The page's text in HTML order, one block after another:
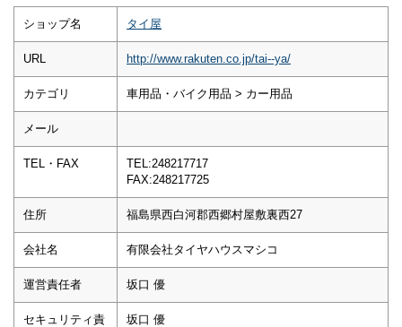
ショップ名 タイ屋
URL http://www.rakuten.co.jp/tai--ya/
カテゴリ 車用品・バイク用品 > カー用品
メール
TEL・FAX
TEL:248217717
FAX:248217725
住所 福島県西白河郡西郷村屋敷裏西27
会社名 有限会社タイヤハウスマシコ
運営責任者 坂口 優
セキュリティ責
坂口 優